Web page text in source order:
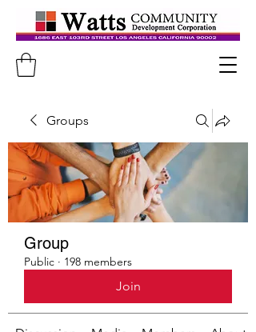
Groups
Group
Public · 198 members
Join